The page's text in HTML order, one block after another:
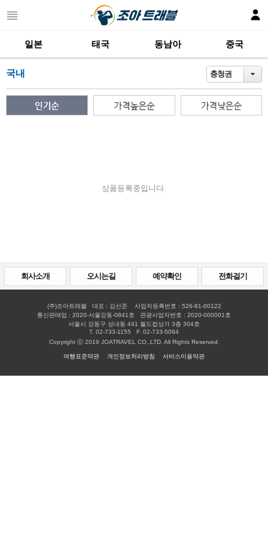
일본 태국 동남아 중국
국내 충청권
상품등록중입니다.
회사소개 오시는길 예약확인 전화걸기
(주)조아트래블 대표 : 김선준 사업자등록번호 : 526-81-00122
통신판매업 : 2020-서울강동-0841호 관광사업자번호 : 2020-000001호
서울시 강동구 성내동 441 월드컵상가 3층 304호
T. 02-733-1155 F. 02-733-5094
Copyright ⓒ 2019 JOATRAVEL CO.,LTD. All Rights Reserved.
여행표준약관 개인정보처리방침 서비스이용약관